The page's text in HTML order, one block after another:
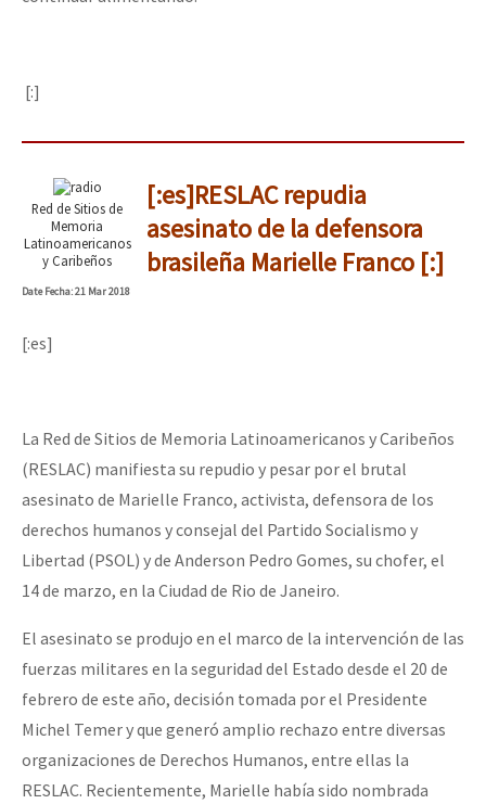
[:]
Red de Sitios de
Memoria
Latinoamericanos
y Caribeños
[:es]RESLAC repudia
asesinato de la defensora
brasileña Marielle Franco [:]
DateFecha: 21 Mar 2018
[:es]
La Red de Sitios de Memoria Latinoamericanos y Caribeños
(RESLAC) manifiesta su repudio y pesar por el brutal
asesinato de Marielle Franco, activista, defensora de los
derechos humanos y consejal del Partido Socialismo y
Libertad (PSOL) y de Anderson Pedro Gomes, su chofer, el
14 de marzo, en la Ciudad de Rio de Janeiro.
El asesinato se produjo en el marco de la intervención de las
fuerzas militares en la seguridad del Estado desde el 20 de
febrero de este año, decisión tomada por el Presidente
Michel Temer y que generó amplio rechazo entre diversas
organizaciones de Derechos Humanos, entre ellas la
RESLAC. Recientemente, Marielle había sido nombrada